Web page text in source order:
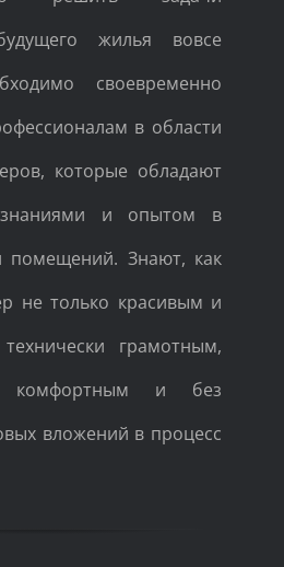
жилья вовсе
своевременно
в области
которые обладают
знаниями и опытом в
помещений. Знают, как
не только красивым и
грамотным,
комфортным и без
вложений в процесс